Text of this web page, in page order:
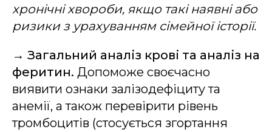
хронічні хвороби, якщо такі наявні або
ризики з урахуванням сімейної історії.
→ Загальний аналіз крові та аналіз на
феритин. Допоможе своєчасно
виявити ознаки залізодефіциту та
анемії, а також перевірити рівень
тромбоцитів (стосується згортання